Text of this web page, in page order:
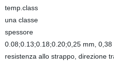
temp.class
una classe
spessore
0.08;0.13;0.18;0.20;0,25 mm, 0,38
resistenza allo strappo, direzione